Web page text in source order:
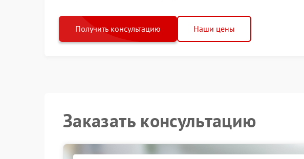
Получить консультацию Наши цены
Заказать консультацию